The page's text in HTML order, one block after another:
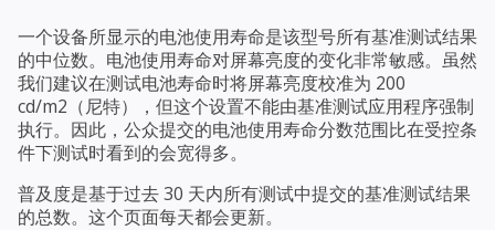
一个设备所显示的电池使用寿命是该型号所有基准测试结果
的中位数。电池使用寿命对屏幕亮度的变化非常敏感。虽然
我们建议在测试电池寿命时将屏幕亮度校准为 200
cd/m2（尼特），但这个设置不能由基准测试应用程序强制
执行。因此，公众提交的电池使用寿命分数范围比在受控条
件下测试时看到的会宽得多。
普及度是基于过去 30 天内所有测试中提交的基准测试结果
的总数。这个页面每天都会更新。